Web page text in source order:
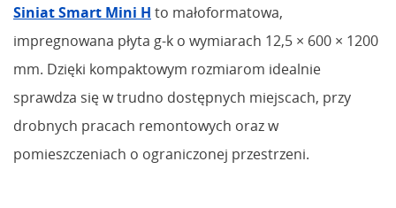
Siniat Smart Mini H to małoformatowa,
impregnowana płyta g-k o wymiarach 12,5 × 600 × 1200
mm. Dzięki kompaktowym rozmiarom idealnie
sprawdza się w trudno dostępnych miejscach, przy
drobnych pracach remontowych oraz w
pomieszczeniach o ograniczonej przestrzeni.